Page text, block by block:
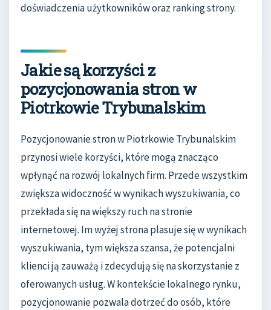
doświadczenia użytkowników oraz ranking strony.
Jakie są korzyści z
pozycjonowania stron w
Piotrkowie Trybunalskim
Pozycjonowanie stron w Piotrkowie Trybunalskim
przynosi wiele korzyści, które mogą znacząco
wpłynąć na rozwój lokalnych firm. Przede wszystkim
zwiększa widoczność w wynikach wyszukiwania, co
przekłada się na większy ruch na stronie
internetowej. Im wyżej strona plasuje się w wynikach
wyszukiwania, tym większa szansa, że potencjalni
klienci ją zauważą i zdecydują się na skorzystanie z
oferowanych usług. W kontekście lokalnego rynku,
pozycjonowanie pozwala dotrzeć do osób, które